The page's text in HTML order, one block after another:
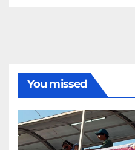
You missed